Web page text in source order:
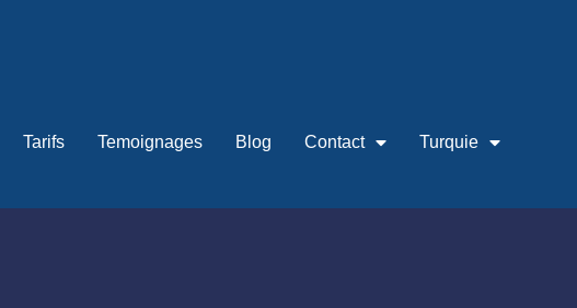
Tarifs Temoignages Blog Contact Turquie